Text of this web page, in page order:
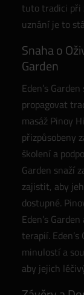
tuto tradici při
uznání je to
Snaha o
Garden
Eden’s
propagovat
masáž Pinoy
přizpůsobeny
školení a
Garden snaží
zajistit, aby
dostupné.
Eden’s
terapií.
minulostí a
aby jejich